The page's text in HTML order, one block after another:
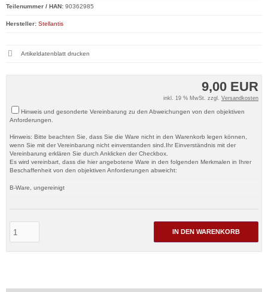
9,00 EUR
inkl. 19 % MwSt. zzgl. Versandkosten
Hinweis und gesonderte Vereinbarung zu den Abweichungen von den objektiven
Anforderungen.
Hinweis: Bitte beachten Sie, dass Sie die Ware nicht in den Warenkorb legen können,
wenn Sie mit der Vereinbarung nicht einverstanden sind.Ihr Einverständnis mit der
Vereinbarung erklären Sie durch Anklicken der Checkbox.
Es wird vereinbart, dass die hier angebotene Ware in den folgenden Merkmalen in Ihrer
Beschaffenheit von den objektiven Anforderungen abweicht:
B-Ware, ungereinigt
IN DEN WARENKORB
Teilenummer / HAN: 90362985
Hersteller: Stellantis
Artikeldatenblatt drucken